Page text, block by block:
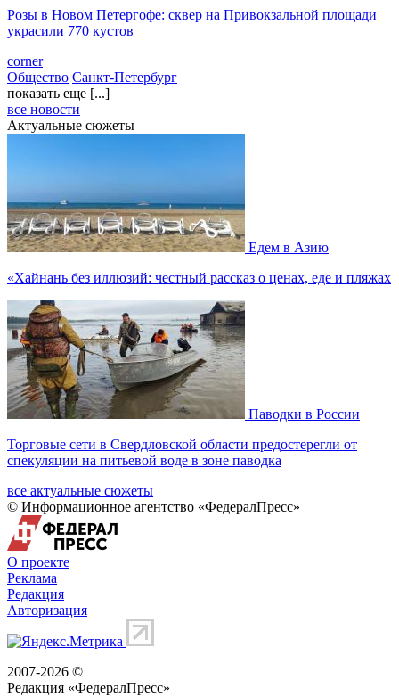
Розы в Новом Петергофе: сквер на Привокзальной площади
украсили 770 кустов
corner
Общество Санкт-Петербург
показать еще [...]
все новости
Актуальные сюжеты
Едем в Азию
«Хайнань без иллюзий: честный рассказ о ценах, еде и пляжах
Паводки в России
Торговые сети в Свердловской области предостерегли от
спекуляции на питьевой воде в зоне паводка
все актуальные сюжеты
© Информационное агентство «ФедералПресс»
О проекте
Реклама
Редакция
Авторизация
2007-2026 ©
Редакция «ФедералПресс»